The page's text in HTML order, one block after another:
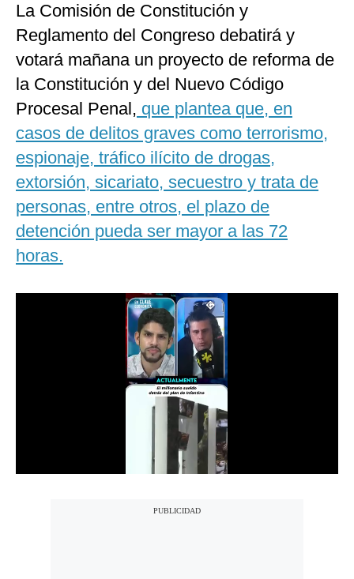
México
España
Internacional
Tecnología
Mix
G de Gestión
Notas Contratadas
Somos?
La Comisión de Constitución y
Reglamento del Congreso debatirá y
votará mañana un proyecto de reforma de
la Constitución y del Nuevo Código
Procesal Penal, que plantea que, en
casos de delitos graves como terrorismo,
espionaje, tráfico ilícito de drogas,
extorsión, sicariato, secuestro y trata de
personas, entre otros, el plazo de
detención pueda ser mayor a las 72
horas.